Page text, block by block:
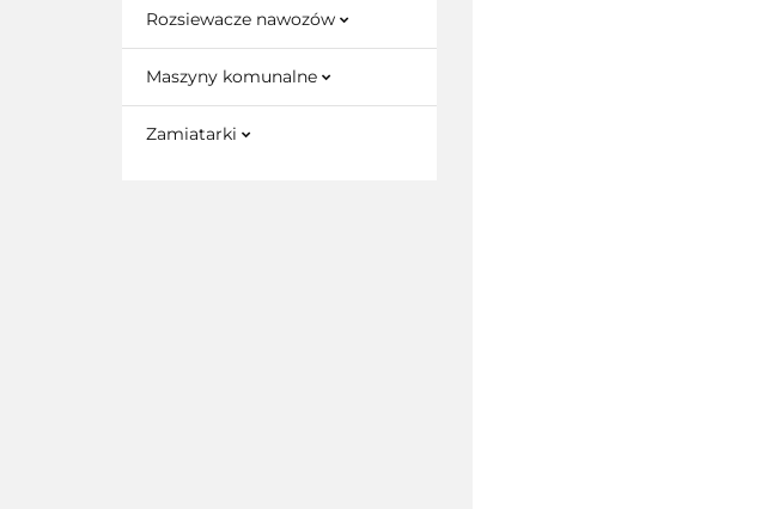
Rozsiewacze nawozów
Maszyny komunalne
Zamiatarki